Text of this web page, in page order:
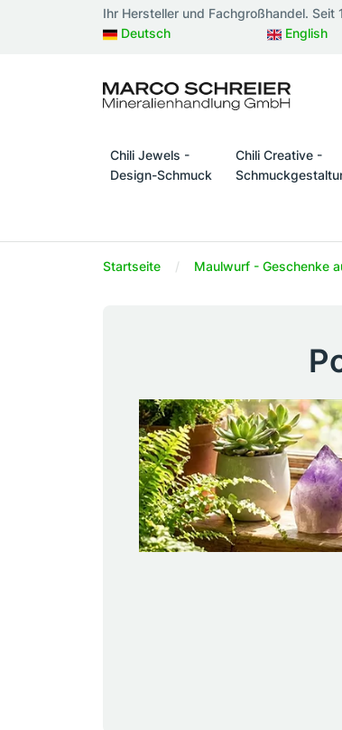
Ihr Hersteller und Fachgroßhandel.
Deutsch
English
Chili Jewels -
Design-Schmuck
Chili Creative -
Startseite Maulwurf - Geschenke